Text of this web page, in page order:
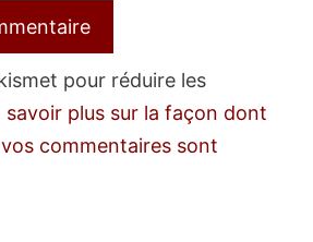
pour réduire les
savoir plus sur la façon dont
commentaires sont